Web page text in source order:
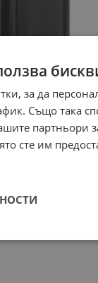
за да
Също така
сте им